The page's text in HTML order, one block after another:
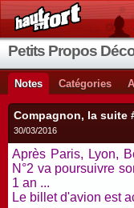
Petits Propos
Notes Catégories
Compagnon, la suite
30/03/2016
Après Paris, Lyon,
N°2 va poursuivre
1 an ...
Le billet d'avion est